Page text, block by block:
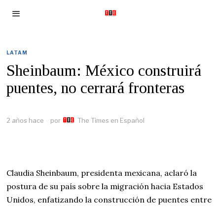
LATAM
Sheinbaum: México construirá
puentes, no cerrará fronteras
2 años hace por The Times en Español
Claudia Sheinbaum, presidenta mexicana, aclaró la
postura de su país sobre la migración hacia Estados
Unidos, enfatizando la construcción de puentes entre